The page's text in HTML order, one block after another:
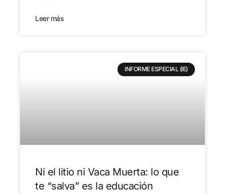
Leer más
INFORME ESPECIAL (IE)
Ni el litio ni Vaca Muerta: lo que
te “salva” es la educación